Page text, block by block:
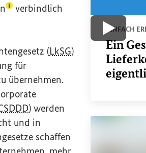
Video
EINFACH
Ein
(Lexikon-Eintrag zum Begriff
verbindlich
(LkSG)
für
übernehmen.
) werden
und in
schaffen